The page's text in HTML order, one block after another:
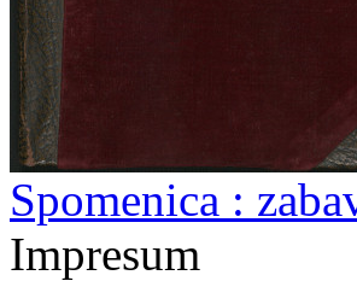
Spomenica :
Impresum